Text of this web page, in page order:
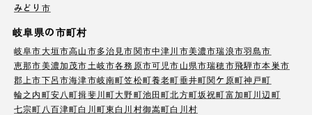
みどり市
岐阜県の市町村
岐阜市大垣市高山市多治見市関市中津川市美濃市瑞浪市羽島市
恵那市美濃加茂市土岐市各務原市可児市山県市瑞穂市飛騨市本巣市
郡上市下呂市海津市岐南町笠松町養老町垂井町関ケ原町神戸町
輪之内町安八町揖斐川町大野町池田町北方町坂祝町富加町川辺町
七宗町 八百津町白川町東白川村御嵩町白川村